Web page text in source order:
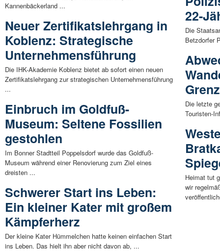
Kannenbäckerland ...
Neuer Zertifikatslehrgang in
Koblenz: Strategische
Unternehmensführung
Die IHK-Akademie Koblenz bietet ab sofort einen neuen
Zertifikatslehrgang zur strategischen Unternehmensführung
...
Einbruch im Goldfuß-
Museum: Seltene Fossilien
gestohlen
Im Bonner Stadtteil Poppelsdorf wurde das Goldfuß-
Museum während einer Renovierung zum Ziel eines
dreisten ...
Schwerer Start ins Leben:
Ein kleiner Kater mit großem
Kämpferherz
Der kleine Kater Hümmelchen hatte keinen einfachen Start
ins Leben. Das hielt ihn aber nicht davon ab, ...
22-
Die
Betzdorfer
Die letzte
Touristen-
Heimat tut
wir